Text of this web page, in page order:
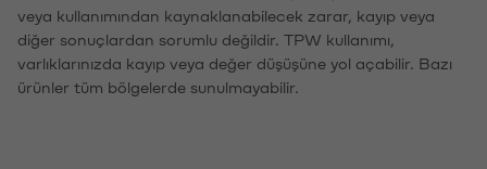
veya kullanımından kaynaklanabilecek zarar, kayıp veya
diğer sonuçlardan sorumlu değildir. TPW kullanımı,
varlıklarınızda kayıp veya değer düşüşüne yol açabilir. Bazı
ürünler tüm bölgelerde sunulmayabilir.